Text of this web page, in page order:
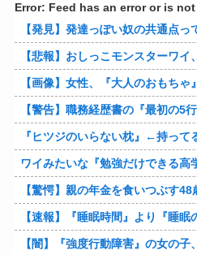
Error: Feed has an error or is
【発見】発達っぽい奴の共通点って
【悲報】おしっこモンスターワ
【画像】女性、『大人のおもちゃ』を
【警告】職務経歴書の『最初の5
『ヒツジのいらない枕』←持って
ワイみたいな『勉強だけできる高学歴発達障
【驚愕】親の年金を食いつぶす48歳ひきこもり…絶望の
【速報】『睡眠時間』より『睡眠の
【闇】『強度行動障害』の女の